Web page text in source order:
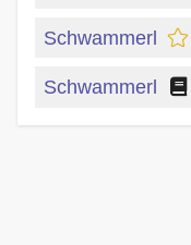
Schwammerl
Schwammerl